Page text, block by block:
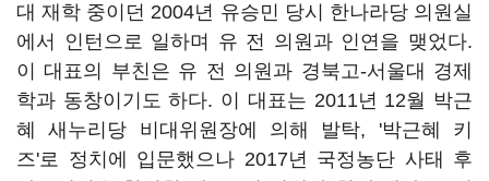
대 재학 중이던 2004년 유승민 당시 한나라당 의원실
에서 인턴으로 일하며 유 전 의원과 인연을 맺었다.
이 대표의 부친은 유 전 의원과 경북고-서울대 경제
학과 동창이기도 하다. 이 대표는 2011년 12월 박근
혜 새누리당 비대위원장에 의해 발탁, '박근혜 키
즈'로 정치에 입문했으나 2017년 국정농단 사태 후